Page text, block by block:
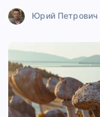
Юрий Петрович